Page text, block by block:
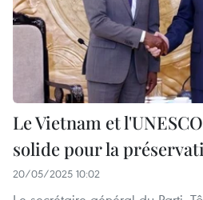
Le Vietnam et
solide pour la
20/05/2025 10:02